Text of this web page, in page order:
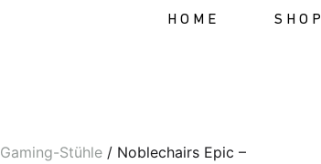
HOME SHOP
Gaming-Stühle/ Noblechairs Epic –